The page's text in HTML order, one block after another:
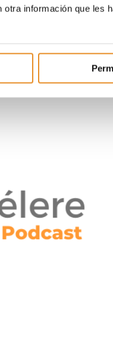
información que les